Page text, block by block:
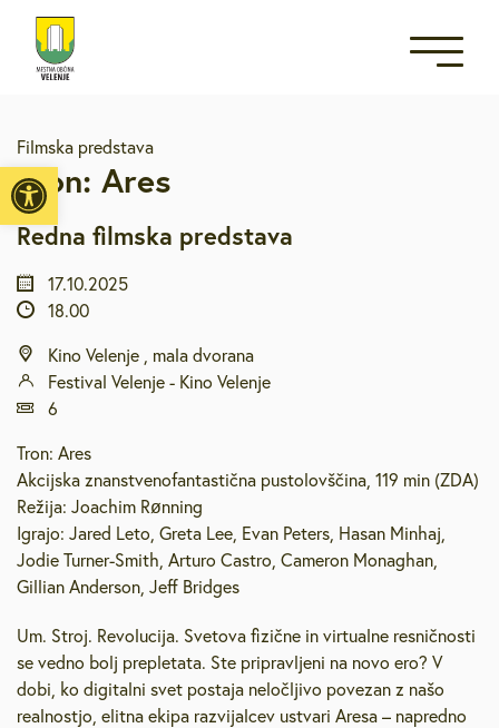
Open toolbar
Filmska predstava
Tron: Ares
Redna filmska predstava
17.10.2025
18.00
Kino Velenje , mala dvorana
Festival Velenje - Kino Velenje
6
Tron: Ares
Akcijska znanstvenofantastična pustolovščina, 119 min (ZDA)
Režija: Joachim Rønning
Igrajo: Jared Leto, Greta Lee, Evan Peters, Hasan Minhaj,
Jodie Turner-Smith, Arturo Castro, Cameron Monaghan,
Gillian Anderson, Jeff Bridges
Um. Stroj. Revolucija. Svetova fizične in virtualne resničnosti
se vedno bolj prepletata. Ste pripravljeni na novo ero? V
dobi, ko digitalni svet postaja neločljivo povezan z našo
realnostjo, elitna ekipa razvijalcev ustvari Aresa – napredno